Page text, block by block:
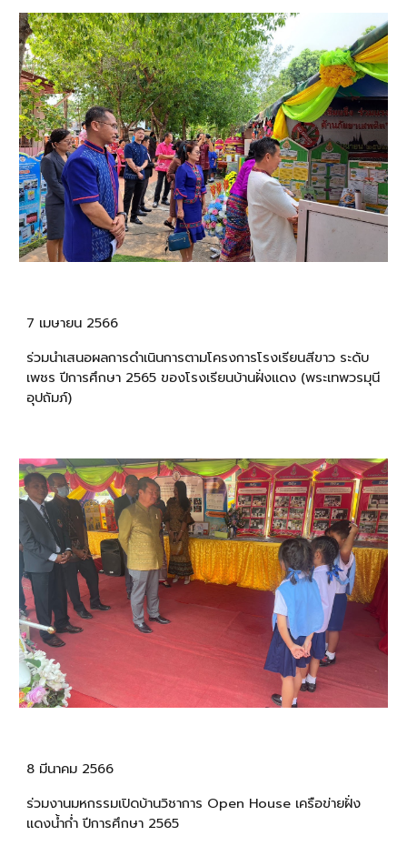
7 เมษายน 2566
ร่วมนำเสนอผลการดำเนินการตามโครงการโรงเรียนสีขาว ระดับ
เพชร ปีการศึกษา 2565 ของโรงเรียนบ้านฝั่งแดง (พระเทพวรมุนี
อุปถัมภ์)
8 มีนาคม 2566
ร่วมงานมหกรรมเปิดบ้านวิชาการ Open House เครือข่ายฝั่ง
แดงน้ำก่ำ ปีการศึกษา 2565